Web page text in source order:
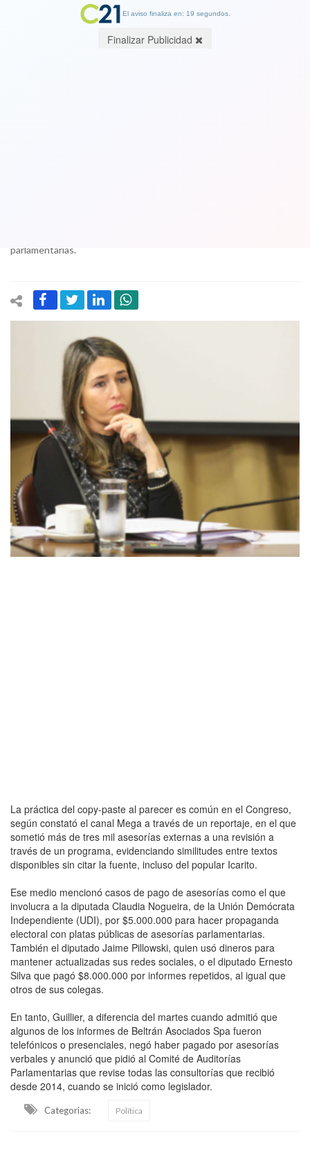
parlamentarias.
La práctica del copy-paste al parecer es común en el Congreso,
según constató el canal Mega a través de un reportaje, en el que
sometió más de tres mil asesorías externas a una revisión a
través de un programa, evidenciando similitudes entre textos
disponibles sin citar la fuente, incluso del popular Icarito.
Ese medio mencionó casos de pago de asesorías como el que
involucra a la diputada Claudia Nogueira, de la Unión Demócrata
Independiente (UDI), por $5.000.000 para hacer propaganda
electoral con platas públicas de asesorías parlamentarias.
También el diputado Jaime Pillowski, quien usó dineros para
mantener actualizadas sus redes sociales, o el diputado Ernesto
Silva que pagó $8.000.000 por informes repetidos, al igual que
otros de sus colegas.
En tanto, Guillier, a diferencia del martes cuando admitió que
algunos de los informes de Beltrán Asociados Spa fueron
telefónicos o presenciales, negó haber pagado por asesorías
verbales y anunció que pidió al Comité de Auditorías
Parlamentarias que revise todas las consultorías que recibió
desde 2014, cuando se inició como legislador.
Categorias: Política
El aviso finaliza en: 19 segundos.
Finalizar Publicidad